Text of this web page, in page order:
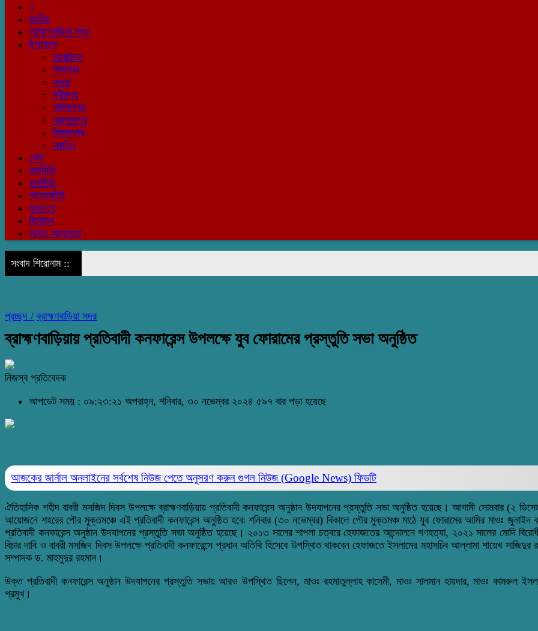
::
জাতীয়
ব্রাহ্মণবাড়িয়া সদর
উপজেলা
আখাউড়া
আশুগঞ্জ
কসবা
নবীনগর
নাসিরনগর
বাঞ্ছারামপুর
বিজয়নগর
সরাইল
খেলা
রাজনীতি
অর্থনীতি
আন্তর্জাতি
সারাদেশ
বিনোদন
আইন-আদালতে
সংবাদ শিরোনাম ::
প্রচ্ছদ / ব্রাহ্মণবাড়িয়া সদর
ব্রাহ্মণবাড়িয়ায় প্রতিবাদী কনফারেন্স উপলক্ষে যুব ফোরামের প্রস্তুতি সভা অনুষ্ঠিত
নিজস্ব প্রতিবেদক
আপডেট সময় : ০৯:২৩:২১ অপরাহ্ন, শনিবার, ৩০ নভেম্বর ২০২৪ ৫৯৭ বার পড়া হয়েছে
আজকের জার্নাল অনলাইনের সর্বশেষ নিউজ পেতে অনুসরণ করুনগুগল নিউজ (Google News) ফিডটি
ঐতিহাসিক শহীদ বাবরী মসজিদ দিবস উপলক্ষে ব্রাহ্মণবাড়িয়ায় প্রতিবাদী কনফারেন্স অনুষ্ঠান উদযাপনের প্রস্তুতি সভা অনুষ্ঠিত হয়েছে। আগামী সোমবার (২
আয়োজনে শহরের পৌর মুক্তমঞ্চে এই প্রতিবাদী কনফারেন্স অনুষ্ঠিত হবে৷ শনিবার (৩০ নভেম্বর) বিকালে পৌর মুক্তমঞ্চ মাঠে যুব ফোরামের আমির মাওঃ জুনাইদ
প্রতিবাদী কনফারেন্স অনুষ্ঠান উদযাপনের প্রস্তুতি সভা অনুষ্ঠিত হয়েছে। ২০১৩ সালের শাপলা চত্বরে হেফাজতের আন্দোলনে গণহত্যা, ২০২১ সালের মোদি
বিচার দাবি ও বাবরী মসজিদ দিবস উপলক্ষে প্রতিবাদী কনফারেন্সে প্রধান অতিথি হিসেবে উপস্থিত থাকবেন হেফাজতে ইসলামের মহাসচিব আল্লামা শায়েখ
সম্পাদক ড. মাহমুদুর রহমান।
উক্ত প্রতিবাদী কনফারেন্স অনুষ্ঠান উদযাপনের প্রস্তুতি সভায় আরও উপস্থিত ছিলেন, মাওঃ রহমাতুল্লাহ কাসেমী, মাওঃ সালমান হায়দার, মাওঃ কামরুল
প্রমুখ।